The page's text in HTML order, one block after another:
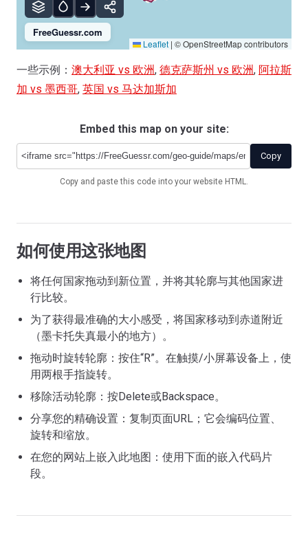
FreeGuessr.com
Leaflet | © OpenStreetMap contributors
一些示例： 澳大利亚 vs 欧洲, 德克萨斯州 vs 欧洲, 阿拉斯
加 vs 墨西哥, 英国 vs 马达加斯加
Embed this map on your site:
Copy
Copy and paste this code into your website HTML.
如何使用这张地图
将任何国家拖动到新位置，并将其轮廓与其他国家进
行比较。
为了获得最准确的大小感受，将国家移动到赤道附近
（墨卡托失真最小的地方）。
拖动时旋转轮廓：按住“R”。在触摸/小屏幕设备上，使
用两根手指旋转。
移除活动轮廓：按Delete或Backspace。
分享您的精确设置：复制页面URL；它会编码位置、
旋转和缩放。
在您的网站上嵌入此地图：使用下面的嵌入代码片
段。